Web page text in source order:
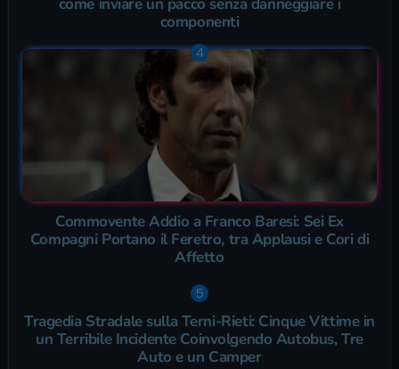
come inviare un pacco senza danneggiare i
componenti
Commovente Addio a Franco Baresi: Sei Ex
Compagni Portano il Feretro, tra Applausi e Cori di
Affetto
Tragedia Stradale sulla Terni-Rieti: Cinque Vittime in
un Terribile Incidente Coinvolgendo Autobus, Tre
Auto e un Camper